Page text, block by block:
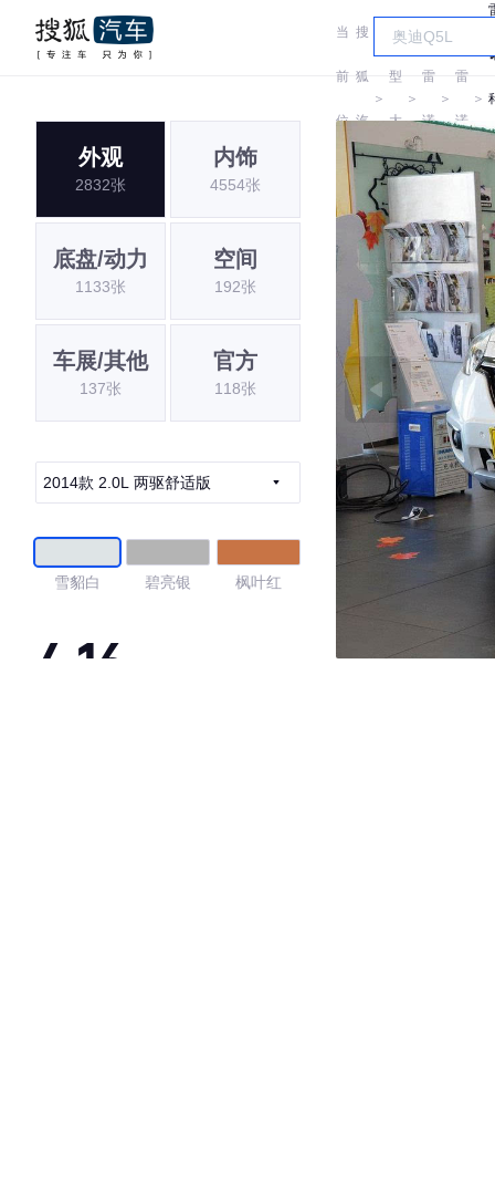
当
前
位
置:
搜
狐
汽
＞
车
型
大
全
＞
雷
诺
＞
雷
诺
＞
外观
2832张
内饰
4554张
底盘/动力
1133张
空间
192张
车展/其他
137张
官方
118张
2014款 2.0L 两驱舒适版
雪貂白 碧亮银 枫叶红
4.16